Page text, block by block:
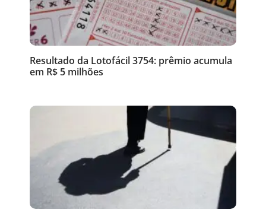
Resultado da Lotofácil 3754: prêmio acumula
em R$ 5 milhões